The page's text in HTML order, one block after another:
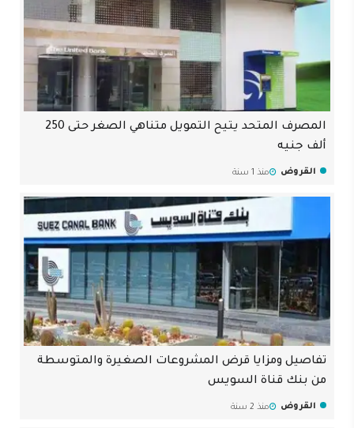
المصرف المتحد يتيح التمويل متناهي الصغر حتى 250
ألف جنيه
القروض منذ 1 سنة
تفاصيل ومزايا قرض المشروعات الصغيرة والمتوسطة
من بنك قناة السويس
القروض منذ 2 سنة